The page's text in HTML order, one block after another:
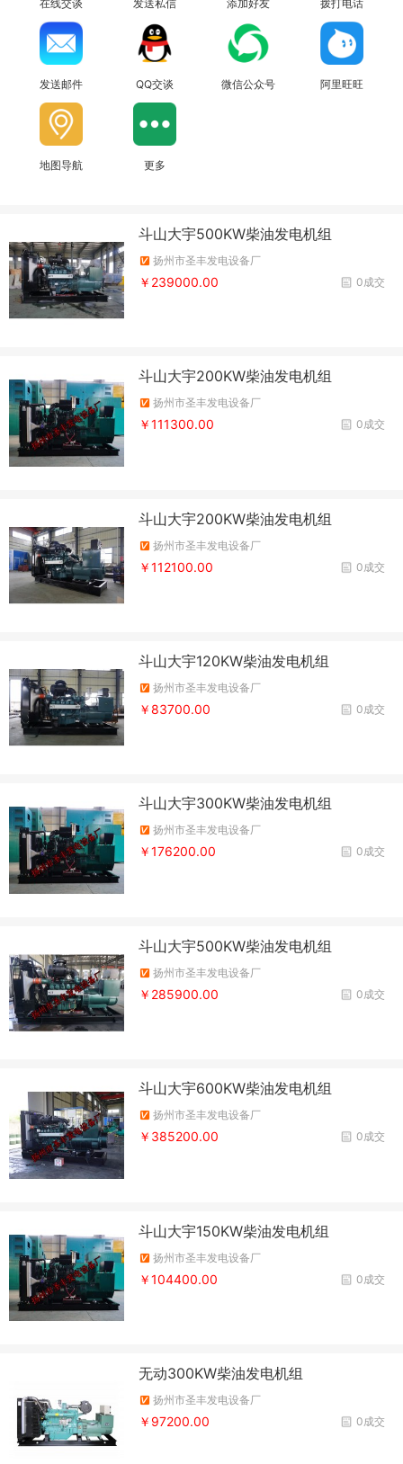
在线交谈 发送私信 添加好友 拨打电话
发送邮件 QQ交谈 微信公众号 阿里旺旺
地图导航 更多
斗山大宇500KW柴油发电机组
扬州市圣丰发电设备厂
0成交
￥239000.00
斗山大宇200KW柴油发电机组
扬州市圣丰发电设备厂
0成交
￥111300.00
斗山大宇200KW柴油发电机组
扬州市圣丰发电设备厂
0成交
￥112100.00
斗山大宇120KW柴油发电机组
扬州市圣丰发电设备厂
0成交
￥83700.00
斗山大宇300KW柴油发电机组
扬州市圣丰发电设备厂
0成交
￥176200.00
斗山大宇500KW柴油发电机组
扬州市圣丰发电设备厂
0成交
￥285900.00
斗山大宇600KW柴油发电机组
扬州市圣丰发电设备厂
0成交
￥385200.00
斗山大宇150KW柴油发电机组
扬州市圣丰发电设备厂
0成交
￥104400.00
无动300KW柴油发电机组
扬州市圣丰发电设备厂
0成交
￥97200.00